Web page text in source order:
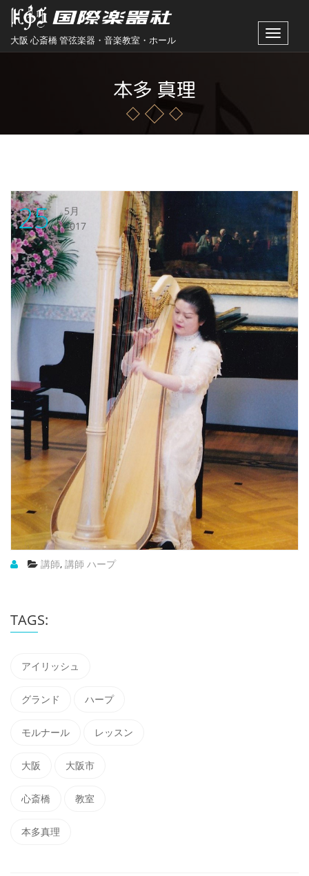
大阪 心斎橋 管弦楽器・音楽教室・ホール
Toggle
本多 真理
25
5月
2017
講師, 講師 ハープ
TAGS:
アイリッシュ
グランド ハープ
モルナール レッスン
大阪 大阪市
心斎橋 教室
本多真理